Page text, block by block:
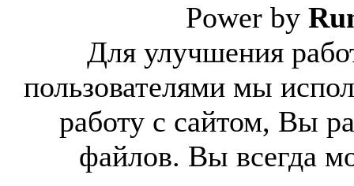
Power by
Для улучшения
пользователями мы
работу с сайтом, Вы
файлов. Вы всегда